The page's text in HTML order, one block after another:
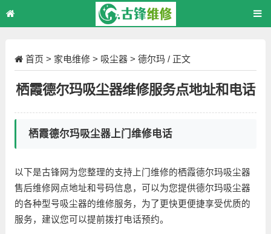
首页 > 家电维修> 吸尘器> 德尔玛 / 正文
栖霞德尔玛吸尘器维修服务点地址和电话
栖霞德尔玛吸尘器上门维修电话
以下是古锋网为您整理的支持上门维修的栖霞德尔玛吸尘器
售后维修网点地址和号码信息，可以为您提供德尔玛吸尘器
的各种型号吸尘器的维修服务，为了更快更便捷享受优质的
服务，建议您可以提前拨打电话预约。